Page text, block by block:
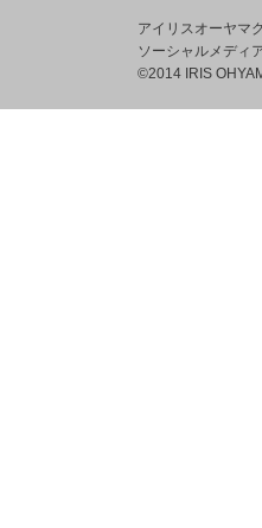
アイリスオーヤマ
ソーシャルメディ
©2014 IRIS